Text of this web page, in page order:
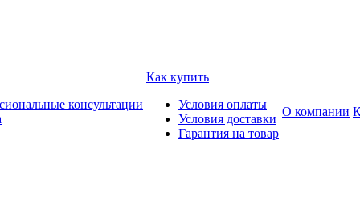
консультации
Как купить
Условия оплаты
Условия доставки
Гарантия на товар
О компании